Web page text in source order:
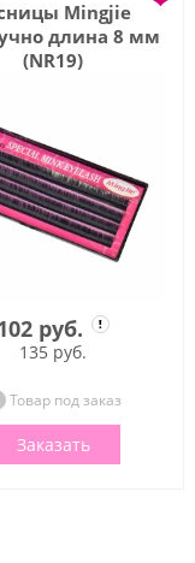
Mingjie
длина 8 мм
(NR19)
руб.
135 руб.
Товар под заказ
Заказать